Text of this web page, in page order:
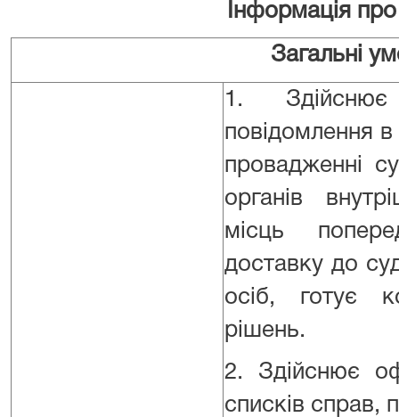
Інформація
Загальні
1.
повідомлення в
провадженні
органів
місць
доставку до
осіб, готує
рішень.
2. Здійснює
списків справ,